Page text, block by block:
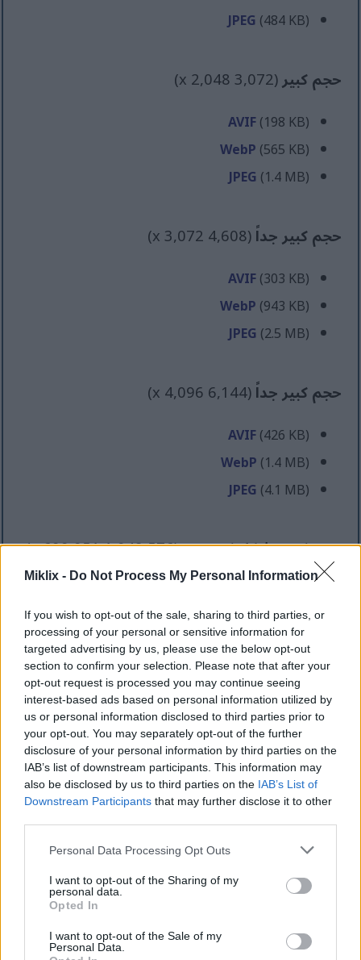
Miklix - Do Not Process My Personal Information
If you wish to opt-out of the sale, sharing to third parties, or
processing of your personal or sensitive information for
targeted advertising by us, please use the below opt-out
section to confirm your selection. Please note that after your
opt-out request is processed you may continue seeing
interest-based ads based on personal information utilized by
us or personal information disclosed to third parties prior to
your opt-out. You may separately opt-out of the further
disclosure of your personal information by third parties on the
IAB’s list of downstream participants. This information may
also be disclosed by us to third parties on the IAB’s List of
Downstream Participants that may further disclose it to other
Please note that this website/app uses one or more Google
not limited to your visit or usage behaviour. You may click to
grant or deny consent to Google and its third-party tags to
use your data for below specified purposes in below Google
consent section.
Personal Data Processing Opt Outs
I want to opt-out of the Sharing of my
personal data.
Opted In
I want to opt-out of the Sale of my
Personal Data.
JPEG(484 KB)
حجم كبير(3,072 x 2,048)
AVIF(198 KB)
WebP(565 KB)
JPEG(1.4 MB)
حجم كبير جداً(4,608 x 3,072)
AVIF(303 KB)
WebP(943 KB)
JPEG(2.5 MB)
حجم كبير جداً(6,144 x 4,096)
AVIF(426 KB)
WebP(1.4 MB)
JPEG(4.1 MB)
حجم كبير بشكل كوميدي(1,048,576 x 699,051)
ما زلت أقوم بالتحميل...؛-)
وصف الصورة
تُظهر هذه الصورة الفوتوغرافية عالية الدقة لطبق طعام، ترتيبًا
جذابًا لأوراق الخس الملفوفة بشكل مبتكر، مُقدمة على لوح
تقديم خشبي ريفي موضوع على سطح طاولة أملس ذي لون
بارد. يُبرز التكوين مكونات طازجة وملونة وصحية، موضوعة
بعناية داخل أوراق خس خضراء مقرمشة تُشكل لفائف طبيعية.
تتميز الصورة بإضاءة طبيعية ناعمة تُعزز نضارة كل مكون وقوامه
النابض بالحياة، مع الحفاظ على جمالية طهي عصرية وأنيقة.
يُضفي عمق المجال الضحل مظهرًا احترافيًا أنيقًا على الصورة،
حيث يُبقي لفائف الخس الأمامية في بؤرة التركيز، بينما يُضفي